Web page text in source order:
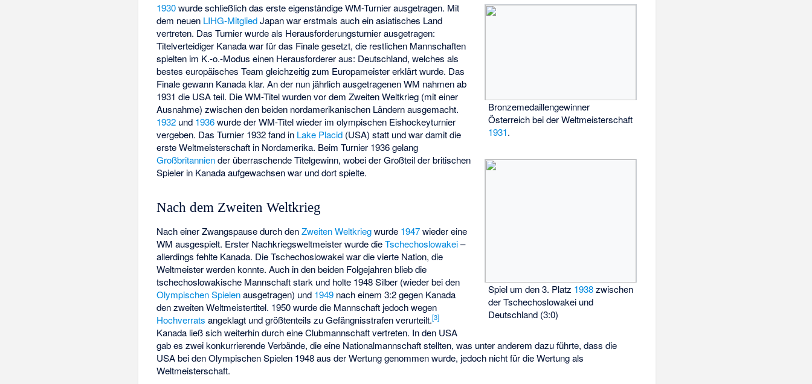
Bronzemedaillengewinner
Österreich bei der Weltmeisterschaft
1931.
Spiel um den 3. Platz 1938zwischen
der Tschechoslowakei und
Deutschland (3:0)
1930wurde schließlich das erste eigenständige WM-Turnier ausgetragen. Mit
dem neuen LIHG-MitgliedJapan war erstmals auch ein asiatisches Land
vertreten. Das Turnier wurde als Herausforderungsturnier ausgetragen:
Titelverteidiger Kanada war für das Finale gesetzt, die restlichen Mannschaften
spielten im K.-o.-Modus einen Herausforderer aus: Deutschland, welches als
bestes europäisches Team gleichzeitig zum Europameister erklärt wurde. Das
Finale gewann Kanada klar. An der nun jährlich ausgetragenen WM nahmen ab
1931 die USA teil. Die WM-Titel wurden vor dem Zweiten Weltkrieg (mit einer
Ausnahme) zwischen den beiden nordamerikanischen Ländern ausgemacht.
1932 und 1936wurde der WM-Titel wieder im olympischen Eishockeyturnier
vergeben. Das Turnier 1932 fand in Lake Placid (USA) statt und war damit die
erste Weltmeisterschaft in Nordamerika. Beim Turnier 1936 gelang
Großbritanniender überraschende Titelgewinn, wobei der Großteil der britischen
Spieler in Kanada aufgewachsen war und dort spielte.
Nach dem Zweiten Weltkrieg
Nach einer Zwangspause durch denZweiten Weltkriegwurde 1947wieder eine
WM ausgespielt. Erster Nachkriegsweltmeister wurde dieTschechoslowakei–
allerdings fehlte Kanada. Die Tschechoslowakei war die vierte Nation, die
Weltmeister werden konnte. Auch in den beiden Folgejahren blieb die
tschechoslowakische Mannschaft stark und holte 1948 Silber (wieder bei den
Olympischen Spielenausgetragen) und 1949 nach einem 3:2 gegen Kanada
den zweiten Weltmeistertitel. 1950 wurde die Mannschaft jedoch wegen
Hochverrats angeklagt und größtenteils zu Gefängnisstrafen verurteilt.[3]
Kanada ließ sich weiterhin durch eine Clubmannschaft vertreten. In den USA
gab es zwei konkurrierende Verbände, die eine Nationalmannschaft stellten, was unter anderem dazu führte, dass die
USA bei den Olympischen Spielen 1948 aus der Wertung genommen wurde, jedoch nicht für die Wertung als
Weltmeisterschaft.